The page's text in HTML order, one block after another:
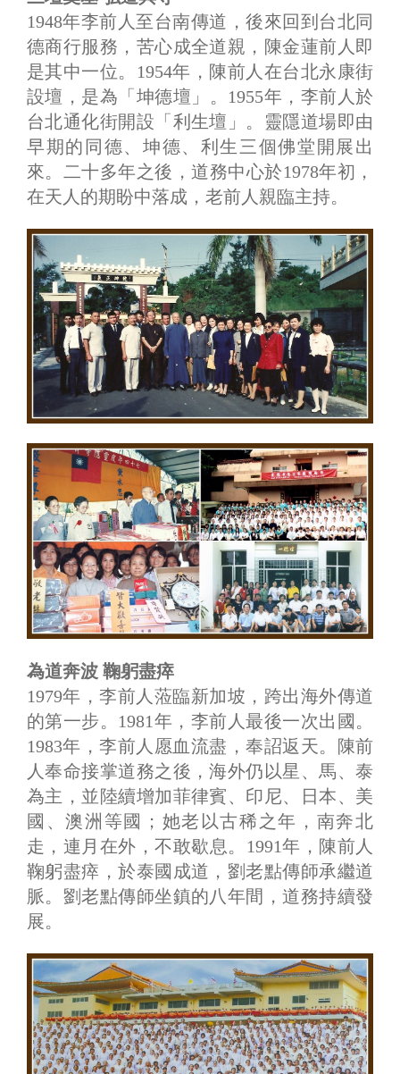
1948年李前人至台南傳道，後來回到台北同
德商行服務，苦心成全道親，陳金蓮前人即
是其中一位。1954年，陳前人在台北永康街
設壇，是為「坤德壇」。1955年，李前人於
台北通化街開設「利生壇」。靈隱道場即由
早期的同德、坤德、利生三個佛堂開展出
來。二十多年之後，道務中心於1978年初，
在天人的期盼中落成，老前人親臨主持。
為道奔波 鞠躬盡瘁
1979年，李前人蒞臨新加坡，跨出海外傳道
的第一步。1981年，李前人最後一次出國。
1983年，李前人愿血流盡，奉詔返天。陳前
人奉命接掌道務之後，海外仍以星、馬、泰
為主，並陸續增加菲律賓、印尼、日本、美
國、澳洲等國；她老以古稀之年，南奔北
走，連月在外，不敢歇息。1991年，陳前人
鞠躬盡瘁，於泰國成道，劉老點傳師承繼道
脈。劉老點傳師坐鎮的八年間，道務持續發
展。